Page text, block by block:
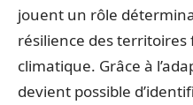
jouent un rôle
résilience des
climatique. Grâce à
devient possible